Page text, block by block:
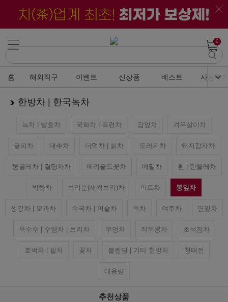
0
홈 해외직구 이벤트 신상품 베스트 사용후
한방차 | 한국녹차
녹차 | 발효차 국화차 | 목련차 감잎차 겨우살이차
귤피차 대추차 더덕차 | 칡차 도라지차 돼지감자차
둥굴레차 | 결명자차 메리골드꽃차 메밀차 흰 | 민들레차
박하차 보리순(새싹보리)차 비트차 뽕잎차
생강차 | 모과차 수국차 | 이슬차 쑥차 여주차 연잎차
옥수수 | 수염차 | 보리차 우엉차 작두콩차 초석잠차
호박차 | 팥차 꽃차 블렌딩 | 기타 한방차 청태전
대용량
추천상품